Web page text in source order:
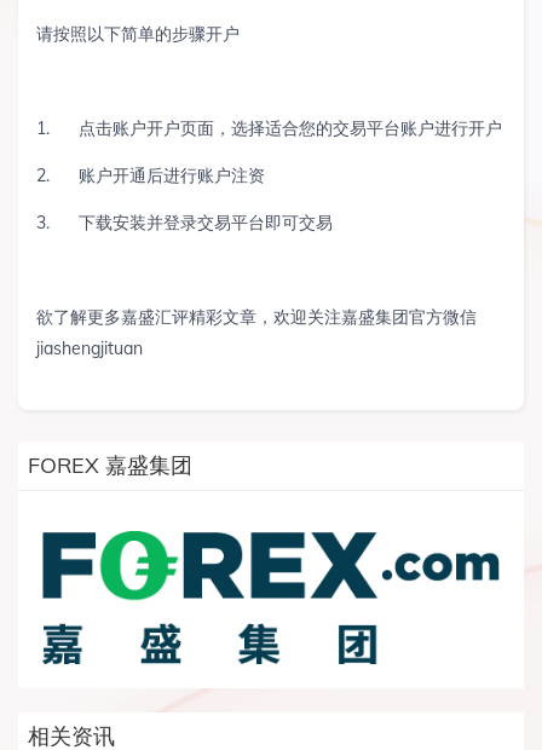
请按照以下简单的步骤开户
1. 点击账户开户页面 ，选择适合您的交易平台账户进行开户
2. 账户开通后进行账户注资
3. 下载安装并登录交易平台即可交易
欲了解更多嘉盛汇评精彩文章，欢迎关注嘉盛集团官方微信
jiashengjituan
FOREX 嘉盛集团
相关资讯